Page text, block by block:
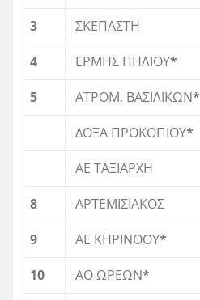
3
ΣΚΕΠΑΣΤΗ
4
ΕΡΜΗΣ ΠΗΛΙΟΥ*
5
ΑΤΡΟΜ. ΒΑΣΙΛΙΚΩΝ*
ΔΟΞΑ ΠΡΟΚΟΠΙΟΥ*
ΑΕ ΤΑΞΙΑΡΧΗ
8
ΑΡΤΕΜIΣΙΑΚΟΣ
9
ΑΕ ΚΗΡΙΝΘΟΥ*
10
ΑΟ ΩΡΕΩΝ*